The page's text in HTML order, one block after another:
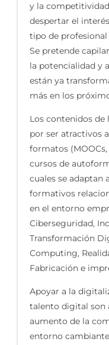
y la
despertar el
tipo de
Se pretende
la potencialidad y
están ya
más en los
Los contenidos
por ser atractivos
formatos
cursos de
cuales se adaptan
formativos
en el entorno
Ciberseguridad,
Transformación
Computing,
Fabricación e
Apoyar a la
talento digital son
aumento de la
entorno